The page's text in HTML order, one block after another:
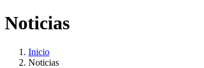
Noticias
Inicio
Noticias